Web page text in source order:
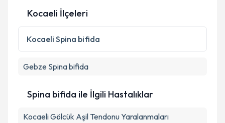
Kişisel verilerimin işlenmesine ilişkinAydınlatma
Metni 'ni okudum ve kişisel verilerimin belirtilen
kapsamda işlenmesini kabul ediyorum.
Kocaeli İlçeleri
Kocaeli Spina bifida
Gebze Spina bifida
Spina bifida ile İlgili Hastalıklar
Kocaeli Gölcük Aşil Tendonu Yaralanmaları